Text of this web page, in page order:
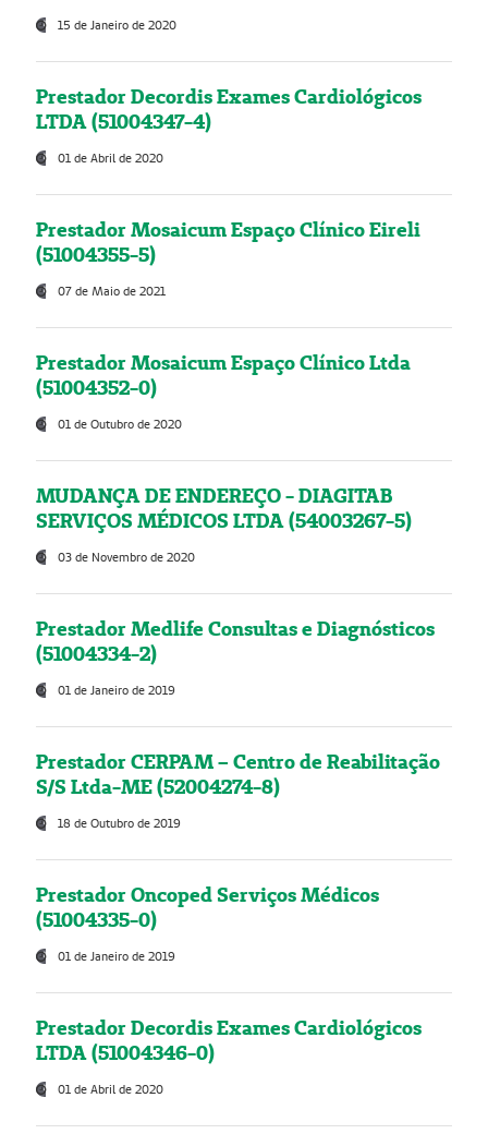
15 de Janeiro de 2020
Prestador Decordis Exames Cardiológicos
LTDA (51004347-4)
01 de Abril de 2020
Prestador Mosaicum Espaço Clínico Eireli
(51004355-5)
07 de Maio de 2021
Prestador Mosaicum Espaço Clínico Ltda
(51004352-0)
01 de Outubro de 2020
MUDANÇA DE ENDEREÇO - DIAGITAB
SERVIÇOS MÉDICOS LTDA (54003267-5)
03 de Novembro de 2020
Prestador Medlife Consultas e Diagnósticos
(51004334-2)
01 de Janeiro de 2019
Prestador CERPAM – Centro de Reabilitação
S/S Ltda-ME (52004274-8)
18 de Outubro de 2019
Prestador Oncoped Serviços Médicos
(51004335-0)
01 de Janeiro de 2019
Prestador Decordis Exames Cardiológicos
LTDA (51004346-0)
01 de Abril de 2020